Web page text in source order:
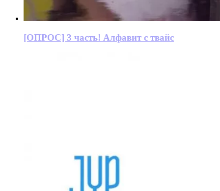
[ОПРОС] 3 часть! Алфавит с твайс